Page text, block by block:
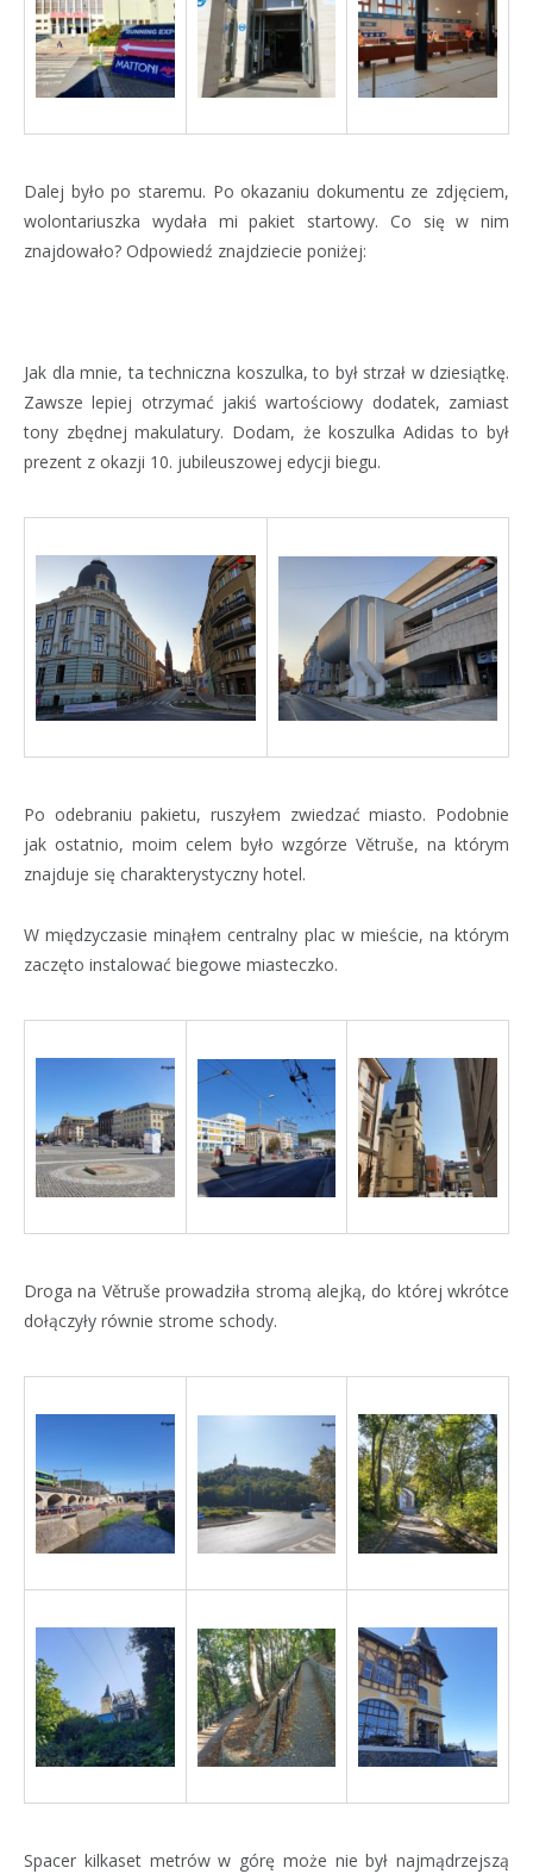
Dalej było po staremu. Po okazaniu dokumentu ze zdjęciem,
wolontariuszka wydała mi pakiet startowy. Co się w nim
znajdowało? Odpowiedź znajdziecie poniżej:
Jak dla mnie, ta techniczna koszulka, to był strzał w dziesiątkę.
Zawsze lepiej otrzymać jakiś wartościowy dodatek, zamiast
tony zbędnej makulatury. Dodam, że koszulka Adidas to był
prezent z okazji 10. jubileuszowej edycji biegu.
Po odebraniu pakietu, ruszyłem zwiedzać miasto. Podobnie
jak ostatnio, moim celem było wzgórze Větruše, na którym
znajduje się charakterystyczny hotel.
W międzyczasie minąłem centralny plac w mieście, na którym
zaczęto instalować biegowe miasteczko.
Droga na Větruše prowadziła stromą alejką, do której wkrótce
dołączyły równie strome schody.
Spacer kilkaset metrów w górę może nie był najmądrzejszą